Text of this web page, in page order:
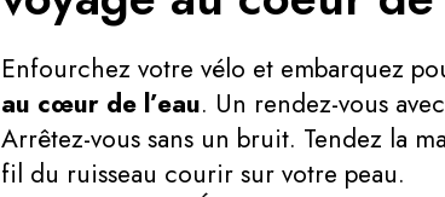
Enfourchez votre vélo et embarquez
au cœur de l’eau. Un rendez-vous
Arrêtez-vous sans un bruit. Tendez la
fil du ruisseau courir sur votre peau.